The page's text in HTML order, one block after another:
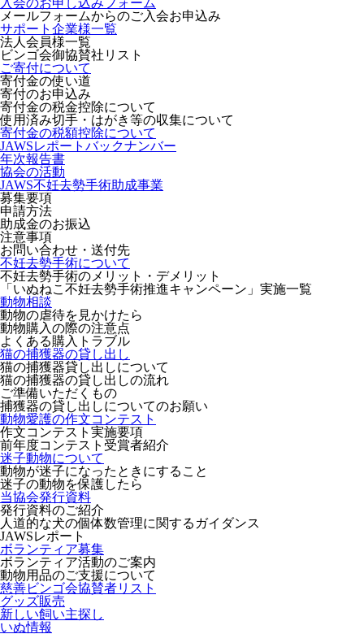
入会のお申し込みフォーム
メールフォームからのご入会お申込み
サポート企業様一覧
法人会員様一覧
ビンゴ会御協賛社リスト
ご寄付について
寄付金の使い道
寄付のお申込み
寄付金の税金控除について
使用済み切手・はがき等の収集について
寄付金の税額控除について
JAWSレポートバックナンバー
年次報告書
協会の活動
JAWS不妊去勢手術助成事業
募集要項
申請方法
助成金のお振込
注意事項
お問い合わせ・送付先
不妊去勢手術について
不妊去勢手術のメリット・デメリット
「いぬねこ不妊去勢手術推進キャンペーン」実施一覧
動物相談
動物の虐待を見かけたら
動物購入の際の注意点
よくある購入トラブル
猫の捕獲器の貸し出し
猫の捕獲器貸し出しについて
猫の捕獲器の貸し出しの流れ
ご準備いただくもの
捕獲器の貸し出しについてのお願い
動物愛護の作文コンテスト
作文コンテスト実施要項
前年度コンテスト受賞者紹介
迷子動物について
動物が迷子になったときにすること
迷子の動物を保護したら
当協会発行資料
発行資料のご紹介
人道的な犬の個体数管理に関するガイダンス
JAWSレポート
ボランティア募集
ボランティア活動のご案内
動物用品のご支援について
慈善ビンゴ会協賛者リスト
グッズ販売
新しい飼い主探し
いぬ情報